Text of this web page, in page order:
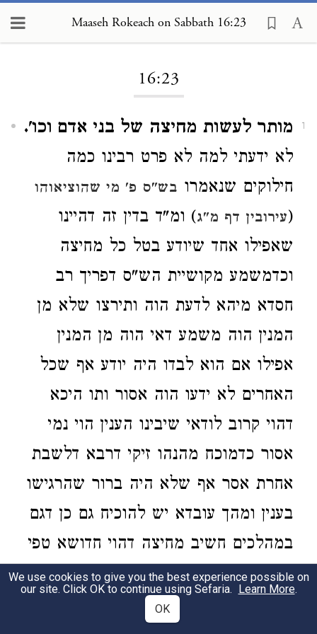
Maaseh Rokeach on Sabbath 16:23
16:23
1
מותר לעשות מחיצה של בני אדם וכו'.
לא ידעתי למה לא פרט רבינו כמה
חילוקים שנאמרו בש"ס פ' מי שהוציאוהו
(עירובין דף מ"ג) ומ"ד בדין זה דהיינו
שאפילו אחד שיודע בטל כל מחיצה
וכדמשמע מקושיית הש"ס דפריך רב
חסדא מיהא לדעת הוה ותירצו שלא מן
המנין הוה משמע דאי הוה מן המנין
אפילו אם הוא לבדו היה יודע אף שכל
האחרים לא ידעו הוה אסור ותו היכא
דהוי קרוב לודאי שיבינו הענין הוי נמי
אסור כדמוכח מהנהו זיקי דרבא דלשבת
אחרת אסר אף שלא היה ברור שהרגישו
בענין ומהך עובדא יש להוכיח גם כן דגם
במהלכים חשיב מחיצה דהוי חדושא טפי
ורבינו סתם הדברים ומשמע דכעין
מחיצות דעלמא בעינן דהיינו קבועים
We use cookies to give you the best experience possible on
our site. Click OK to continue using Sefaria. Learn More.
OK